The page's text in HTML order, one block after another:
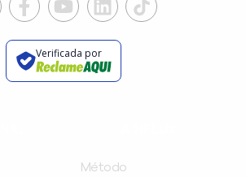
Verificada por
Método